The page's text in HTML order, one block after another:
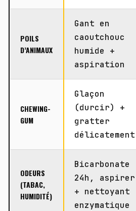
POILS
D’ANIMAUX
Gant en
caoutchouc
humide +
aspiration
CHEWING-
GUM
Glaçon
(durcir) +
gratter
délicatement
ODEURS
(TABAC,
HUMIDITÉ)
Bicarbonate
24h, aspirer
+ nettoyant
enzymatique